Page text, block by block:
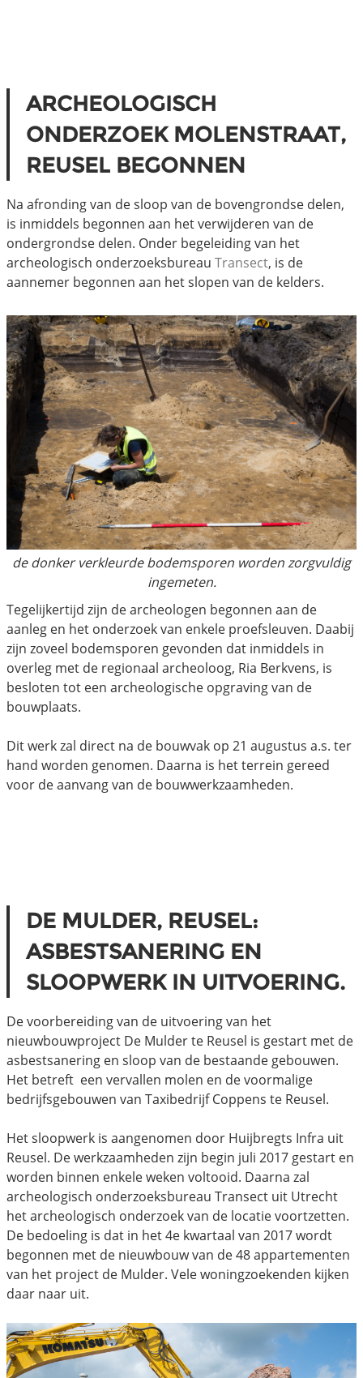
ARCHEOLOGISCH
ONDERZOEK MOLENSTRAAT,
REUSEL BEGONNEN
Na afronding van de sloop van de bovengrondse delen,
is inmiddels begonnen aan het verwijderen van de
ondergrondse delen. Onder begeleiding van het
archeologisch onderzoeksbureau Transect, is de
aannemer begonnen aan het slopen van de kelders.
de donker verkleurde bodemsporen worden zorgvuldig
ingemeten.
Tegelijkertijd zijn de archeologen begonnen aan de
aanleg en het onderzoek van enkele proefsleuven. Daabij
zijn zoveel bodemsporen gevonden dat inmiddels in
overleg met de regionaal archeoloog, Ria Berkvens, is
besloten tot een archeologische opgraving van de
bouwplaats.
Dit werk zal direct na de bouwvak op 21 augustus a.s. ter
hand worden genomen. Daarna is het terrein gereed
voor de aanvang van de bouwwerkzaamheden.
DE MULDER, REUSEL:
ASBESTSANERING EN
SLOOPWERK IN UITVOERING.
De voorbereiding van de uitvoering van het
nieuwbouwproject De Mulder te Reusel is gestart met de
asbestsanering en sloop van de bestaande gebouwen.
Het betreft een vervallen molen en de voormalige
bedrijfsgebouwen van Taxibedrijf Coppens te Reusel.
Het sloopwerk is aangenomen door Huijbregts Infra uit
Reusel. De werkzaamheden zijn begin juli 2017 gestart en
worden binnen enkele weken voltooid. Daarna zal
archeologisch onderzoeksbureau Transect uit Utrecht
het archeologisch onderzoek van de locatie voortzetten.
De bedoeling is dat in het 4e kwartaal van 2017 wordt
begonnen met de nieuwbouw van de 48 appartementen
van het project de Mulder. Vele woningzoekenden kijken
daar naar uit.